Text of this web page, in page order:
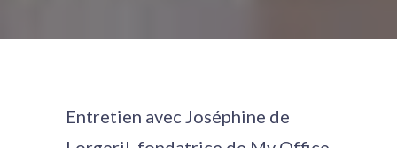
Entretien avec Joséphine de